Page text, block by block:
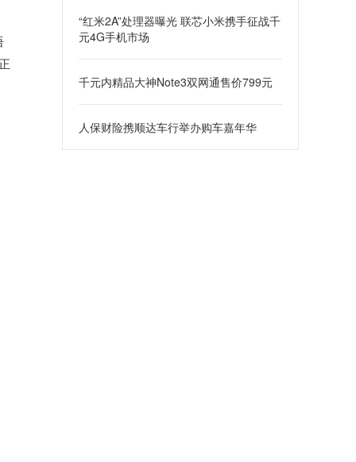
“红米2A”处理器曝光 联芯小米携手征战千
元4G手机市场
千元内精品大神Note3双网通售价799元
人保财险携顺达车行举办购车嘉年华